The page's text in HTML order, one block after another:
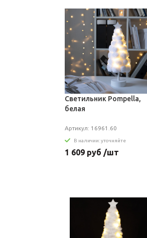
Светильник Pompella,
белая
Артикул: 16961.60
В наличии: уточняйте
1 609 руб /шт